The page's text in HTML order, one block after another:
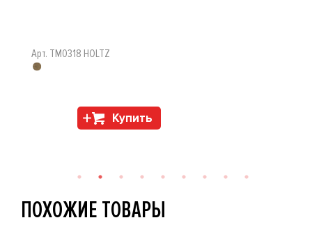
Арт. TM0318 HOLTZ
Купить
ПОХОЖИЕ ТОВАРЫ